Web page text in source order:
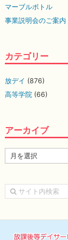
マーブルボトル
事業説明会のご案内
カテゴリー
放デイ (876)
高等学院 (66)
アーカイブ
ー
イ
ブ